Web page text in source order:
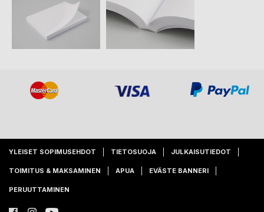
YLEISET SOPIMUSEHDOT TIETOSUOJA JULKAISUTIEDOT
TOIMITUS & MAKSAMINEN APUA EVÄSTE BANNERI
PERUUTTAMINEN